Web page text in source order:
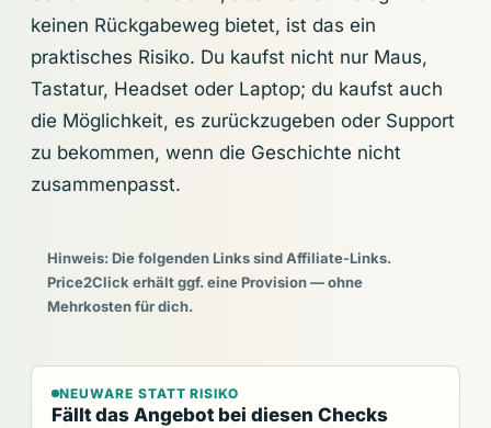
keinen Rückgabeweg bietet, ist das ein
praktisches Risiko. Du kaufst nicht nur Maus,
Tastatur, Headset oder Laptop; du kaufst auch
die Möglichkeit, es zurückzugeben oder Support
zu bekommen, wenn die Geschichte nicht
zusammenpasst.
Hinweis: Die folgenden Links sind Affiliate-Links.
Price2Click erhält ggf. eine Provision — ohne
Mehrkosten für dich.
NEUWARE STATT RISIKO
Fällt das Angebot bei diesen Checks